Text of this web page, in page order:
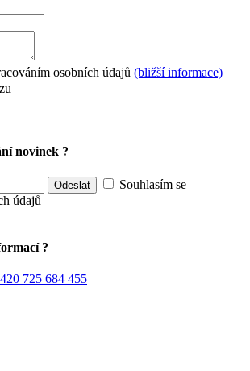
osobních údajů (bližší informace)
novinek ?
Souhlasím se
údajů
?
725 684 455